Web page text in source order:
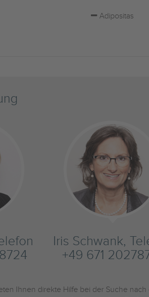
Adipositas
Iris Schwank,
+49 671
Ihnen direkte Hilfe bei der Suche nach